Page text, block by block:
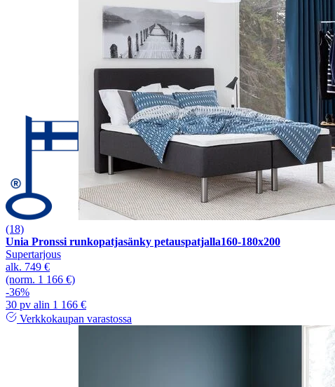
(18)
Unia Pronssi runkopatjasänky petauspatjalla160-180x200
Supertarjous
alk. 749 €
(norm. 1 166 €)
-36%
30 pv alin 1 166 €
Verkkokaupan varastossa